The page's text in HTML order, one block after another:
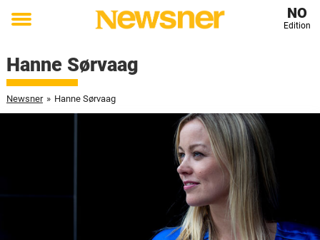
Toggle
NO
Edition
Hanne Sørvaag
Newsner » Hanne Sørvaag